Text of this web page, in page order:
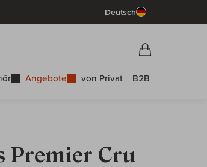
Deutsch
Angebote von Privat B2B
Premier Cru